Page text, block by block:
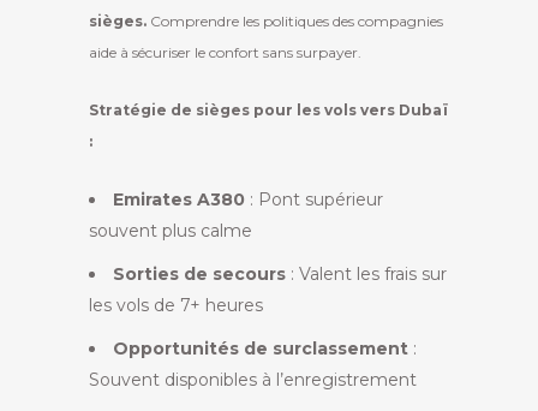
sièges. Comprendre les politiques des compagnies
aide à sécuriser le confort sans surpayer.
Stratégie de sièges pour les vols vers Dubaï
:
Emirates A380 : Pont supérieur
souvent plus calme
Sorties de secours : Valent les frais sur
les vols de 7+ heures
Opportunités de surclassement :
Souvent disponibles à l’enregistrement